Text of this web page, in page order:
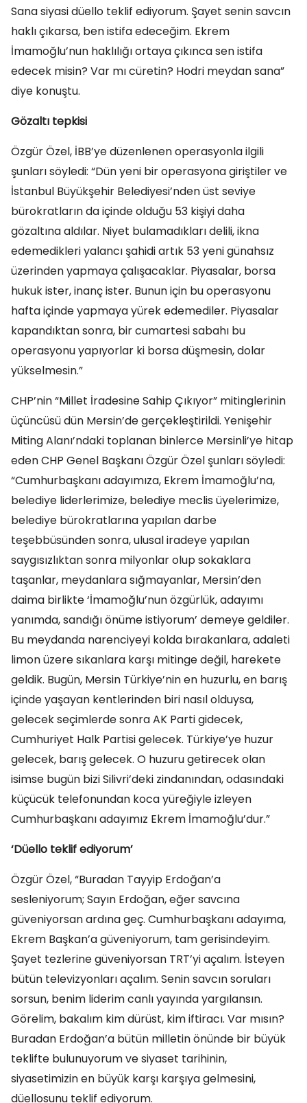
Sana siyasi düello teklif ediyorum. Şayet senin savcın
haklı çıkarsa, ben istifa edeceğim. Ekrem
İmamoğlu’nun haklılığı ortaya çıkınca sen istifa
edecek misin? Var mı cüretin? Hodri meydan sana”
diye konuştu.
Gözaltı tepkisi
Özgür Özel, İBB’ye düzenlenen operasyonla ilgili
şunları söyledi: “Dün yeni bir operasyona giriştiler ve
İstanbul Büyükşehir Belediyesi’nden üst seviye
bürokratların da içinde olduğu 53 kişiyi daha
gözaltına aldılar. Niyet bulamadıkları delili, ikna
edemedikleri yalancı şahidi artık 53 yeni günahsız
üzerinden yapmaya çalışacaklar. Piyasalar, borsa
hukuk ister, inanç ister. Bunun için bu operasyonu
hafta içinde yapmaya yürek edemediler. Piyasalar
kapandıktan sonra, bir cumartesi sabahı bu
operasyonu yapıyorlar ki borsa düşmesin, dolar
yükselmesin.”
CHP’nin “Millet İradesine Sahip Çıkıyor” mitinglerinin
üçüncüsü dün Mersin’de gerçekleştirildi. Yenişehir
Miting Alanı’ndaki toplanan binlerce Mersinli’ye hitap
eden CHP Genel Başkanı Özgür Özel şunları söyledi:
“Cumhurbaşkanı adayımıza, Ekrem İmamoğlu’na,
belediye liderlerimize, belediye meclis üyelerimize,
belediye bürokratlarına yapılan darbe
teşebbüsünden sonra, ulusal iradeye yapılan
saygısızlıktan sonra milyonlar olup sokaklara
taşanlar, meydanlara sığmayanlar, Mersin’den
daima birlikte ‘İmamoğlu’nun özgürlük, adayımı
yanımda, sandığı önüme istiyorum’ demeye geldiler.
Bu meydanda narenciyeyi kolda bırakanlara, adaleti
limon üzere sıkanlara karşı mitinge değil, harekete
geldik. Bugün, Mersin Türkiye’nin en huzurlu, en barış
içinde yaşayan kentlerinden biri nasıl olduysa,
gelecek seçimlerde sonra AK Parti gidecek,
Cumhuriyet Halk Partisi gelecek. Türkiye’ye huzur
gelecek, barış gelecek. O huzuru getirecek olan
isimse bugün bizi Silivri’deki zindanından, odasındaki
küçücük telefonundan koca yüreğiyle izleyen
Cumhurbaşkanı adayımız Ekrem İmamoğlu’dur.”
‘Düello teklif ediyorum’
Özgür Özel, “Buradan Tayyip Erdoğan’a
sesleniyorum; Sayın Erdoğan, eğer savcına
güveniyorsan ardına geç. Cumhurbaşkanı adayıma,
Ekrem Başkan’a güveniyorum, tam gerisindeyim.
Şayet tezlerine güveniyorsan TRT’yi açalım. İsteyen
bütün televizyonları açalım. Senin savcın soruları
sorsun, benim liderim canlı yayında yargılansın.
Görelim, bakalım kim dürüst, kim iftiracı. Var mısın?
Buradan Erdoğan’a bütün milletin önünde bir büyük
teklifte bulunuyorum ve siyaset tarihinin,
siyasetimizin en büyük karşı karşıya gelmesini,
düellosunu teklif ediyorum.